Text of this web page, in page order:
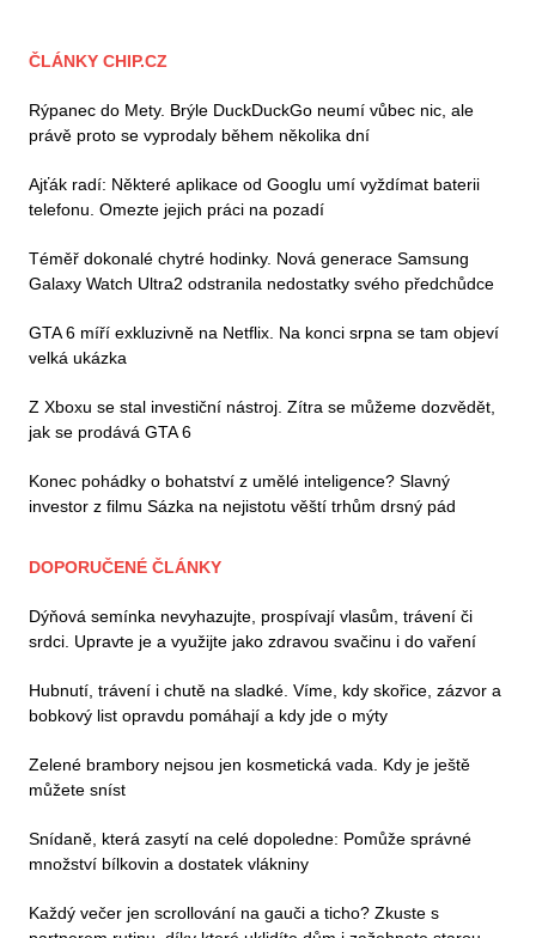
ČLÁNKY CHIP.CZ
Rýpanec do Mety. Brýle DuckDuckGo neumí vůbec nic, ale
právě proto se vyprodaly během několika dní
Ajťák radí: Některé aplikace od Googlu umí vyždímat baterii
telefonu. Omezte jejich práci na pozadí
Téměř dokonalé chytré hodinky. Nová generace Samsung
Galaxy Watch Ultra2 odstranila nedostatky svého předchůdce
GTA 6 míří exkluzivně na Netflix. Na konci srpna se tam objeví
velká ukázka
Z Xboxu se stal investiční nástroj. Zítra se můžeme dozvědět,
jak se prodává GTA 6
Konec pohádky o bohatství z umělé inteligence? Slavný
investor z filmu Sázka na nejistotu věští trhům drsný pád
DOPORUČENÉ ČLÁNKY
Dýňová semínka nevyhazujte, prospívají vlasům, trávení či
srdci. Upravte je a využijte jako zdravou svačinu i do vaření
Hubnutí, trávení i chutě na sladké. Víme, kdy skořice, zázvor a
bobkový list opravdu pomáhají a kdy jde o mýty
Zelené brambory nejsou jen kosmetická vada. Kdy je ještě
můžete sníst
Snídaně, která zasytí na celé dopoledne: Pomůže správné
množství bílkovin a dostatek vlákniny
Každý večer jen scrollování na gauči a ticho? Zkuste s